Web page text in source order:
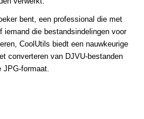
bent, een professional die met
die bestandsindelingen voor
CoolUtils biedt een nauwkeurige
converteren van DJVU-bestanden
JPG-formaat.